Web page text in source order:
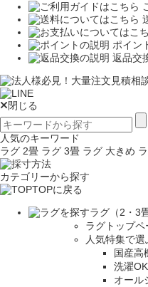
ポイン
返品交
閉じる
人気のキーワード
ラグ 2畳 ラグ 3畳 ラグ 大きめ
カテゴリーから探す
TOPに戻る
ラグ（2・3
ラグトップペ
人気特集で選
国産高
洗濯
オール